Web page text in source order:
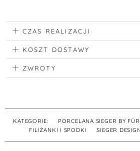
CZAS REALIZACJI
KOSZT DOSTAWY
ZWROTY
KATEGORIE: PORCELANA SIEGER BY
FILIŻANKI I SPODKI
,SIEGER